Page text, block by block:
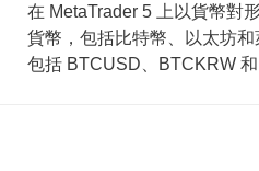
在 MetaTrader 5 上以貨幣對
貨幣，包括比特幣、以太坊
包括 BTCUSD、BTCKRW 和